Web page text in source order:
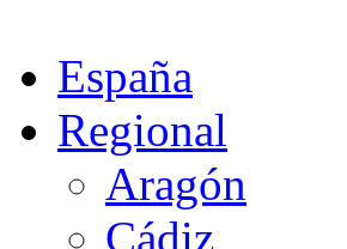
España
Regional
Aragón
Cádiz